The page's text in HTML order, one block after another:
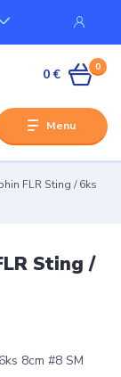
Menu
0
0 €
FLR Sting / 6ks
Sting /